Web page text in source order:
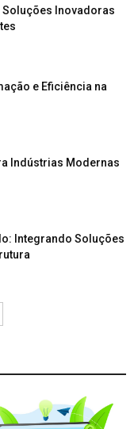
Inovadoras
e Eficiência na
Indústrias Modernas
Integrando Soluções